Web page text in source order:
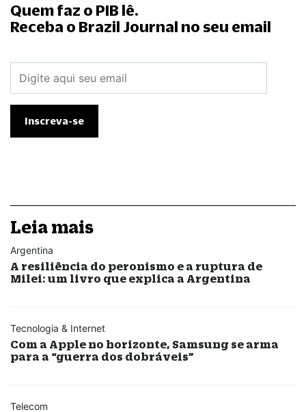
Quem faz o PIB lê.
Receba o Brazil Journal no seu email
Leia mais
Argentina
A resiliência do peronismo e a ruptura de
Milei: um livro que explica a Argentina
Tecnologia & Internet
Com a Apple no horizonte, Samsung se arma
para a “guerra dos dobráveis”
Telecom